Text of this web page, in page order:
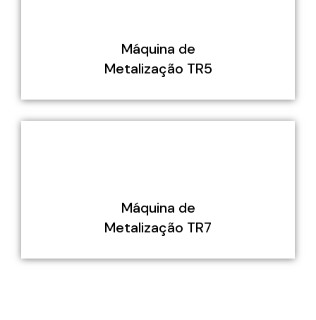
Máquina de
Metalização TR5
Máquina de
Metalização TR7